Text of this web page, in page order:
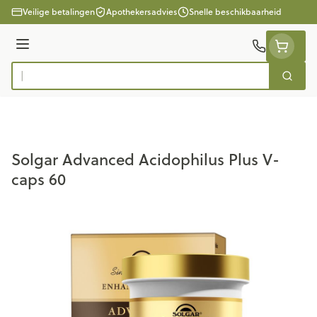
Ga naar de inhoud
Veilige betalingen Apothekersadvies Snelle beschikbaarheid
Menu
Product, merk, categorie...
Zoek
Solgar Advanced Acidophilus Plus V-
caps 60